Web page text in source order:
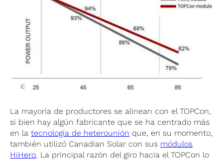
La mayoría de productores se alinean con el TOPCon,
si bien hay algún fabricante que se ha centrado más
en latecnología de heterounión que, en su momento,
también utilizó Canadian Solar con sus módulos
HiHero. La principal razón del giro hacia el TOPCon lo